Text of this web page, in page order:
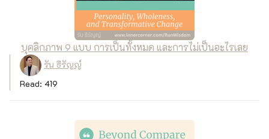
บุคลิกภาพ 9 แบบ การเป็นทั้งหมด และการไม่เป็นอะไรเลย
รัน ธีรัญญ์
Read: 419